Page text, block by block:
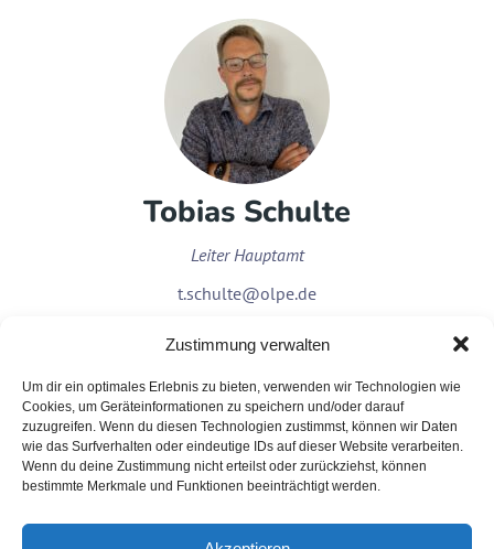
Zustimmung verwalten
Um dir ein optimales Erlebnis zu bieten, verwenden wir Technologien wie
Cookies, um Geräteinformationen zu speichern und/oder darauf
zuzugreifen. Wenn du diesen Technologien zustimmst, können wir Daten
wie das Surfverhalten oder eindeutige IDs auf dieser Website verarbeiten.
Wenn du deine Zustimmung nicht erteilst oder zurückziehst, können
bestimmte Merkmale und Funktionen beeinträchtigt werden.
Tobias Schulte
Leiter Hauptamt
t.schulte@olpe.de